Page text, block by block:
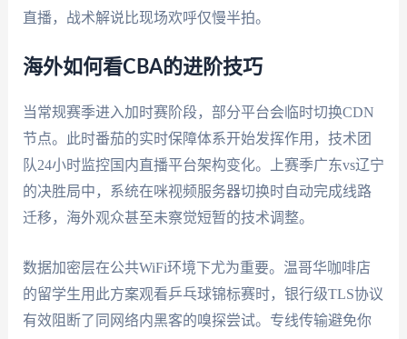
直播，战术解说比现场欢呼仅慢半拍。
海外如何看CBA的进阶技巧
当常规赛季进入加时赛阶段，部分平台会临时切换CDN
节点。此时番茄的实时保障体系开始发挥作用，技术团
队24小时监控国内直播平台架构变化。上赛季广东vs辽宁
的决胜局中，系统在咪视频服务器切换时自动完成线路
迁移，海外观众甚至未察觉短暂的技术调整。
数据加密层在公共WiFi环境下尤为重要。温哥华咖啡店
的留学生用此方案观看乒乓球锦标赛时，银行级TLS协议
有效阻断了同网络内黑客的嗅探尝试。专线传输避免你